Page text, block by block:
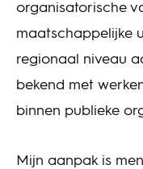
organisatorische
maatschappelijke
regionaal niveau
bekend met
binnen publieke
Mijn aanpak is